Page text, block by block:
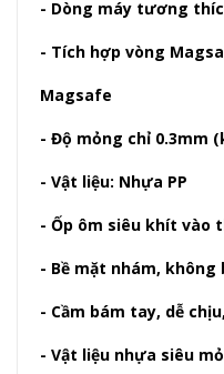
- Dòng máy tương
- Tích hợp vòng
Magsafe
- Độ mỏng chỉ 0.3mm
- Vật liệu: Nhựa PP
- Ốp ôm siêu khít vào
- Bề mặt nhám,
- Cầm bám tay, dễ
- Vật liệu nhựa siêu